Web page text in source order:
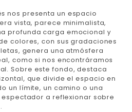
nos presenta un espacio
vista, parece minimalista,
profunda carga emocional y
colores, con sus gradaciones
genera una atmósfera
como si nos encontráramos
Sobre este fondo, destaca
que divide el espacio en
un límite, un camino o una
a reflexionar sobre